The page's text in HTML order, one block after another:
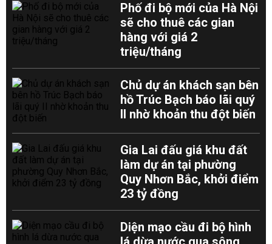
Phố đi bộ mới của Hà Nội
sẽ cho thuê các gian
hàng với giá 2
triệu/tháng
Chủ dự án khách sạn bên
hồ Trúc Bạch báo lãi quý
II nhờ khoản thu đột biến
Gia Lai đấu giá khu đất
làm dự án tại phường
Quy Nhơn Bắc, khởi điểm
23 tỷ đồng
Diện mạo cầu đi bộ hình